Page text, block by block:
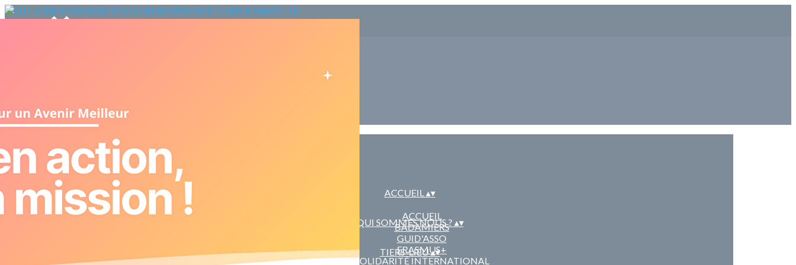
Erasmus+
Solidarité International
Ajoutez un logo, un bouton, des réseaux sociaux
Cliquez pour éditer
ACCUEIL▴▾
ACCUEIL
BADAMIERS
GUID'ASSO
ERASMUS+
SOLIDARITÉ INTERNATIONAL
QUI SOMMES NOUS ? ▴▾
TIERS-LIEU▴▾